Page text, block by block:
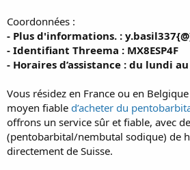
Coordonnées :
- Plus d'informations. :
- Identifiant Threema : MX8ESP4F
- Horaires d’assistance : du lundi
Vous résidez en France ou en
moyen fiable d’acheter du
offrons un service sûr et fiable, avec
(pentobarbital/nembutal sodique) de
directement de Suisse.